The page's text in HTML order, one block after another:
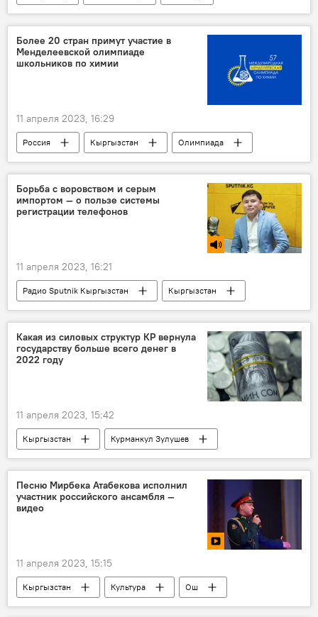
США
разрыв вероятность
Более 20 стран примут участие в
Менделеевской олимпиаде
школьников по химии
11 апреля 2023, 16:29
Россия Кыргызстан
Олимпиада
химия
В мире
образование
школьники
Борьба с воровством и серым
импортом — о пользе системы
регистрации телефонов
11 апреля 2023, 16:21
Радио Sputnik Кыргызстан
Кыргызстан
IMEI код
контрабанда
регистрация
Айбек Баканов
воровство
смартфон
Какая из силовых структур КР вернула
государству больше всего денег в
2022 году
11 апреля 2023, 15:42
Кыргызстан
Курманкул Зулушев
возмещение
ущерб
Генеральная прокуратура
Песню Мирбека Атабекова исполнил
участник российского ансамбля —
видео
11 апреля 2023, 15:15
Кыргызстан Культура
Ош
Мирбек Атабеков
ансамбль
песня